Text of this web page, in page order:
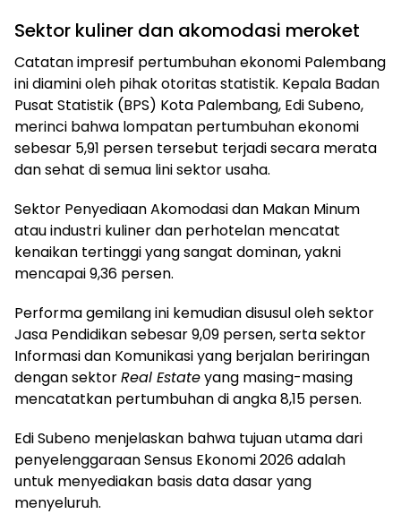
Sektor kuliner dan akomodasi meroket
Catatan impresif pertumbuhan ekonomi Palembang
ini diamini oleh pihak otoritas statistik. Kepala Badan
Pusat Statistik (BPS) Kota Palembang, Edi Subeno,
merinci bahwa lompatan pertumbuhan ekonomi
sebesar 5,91 persen tersebut terjadi secara merata
dan sehat di semua lini sektor usaha.
Sektor Penyediaan Akomodasi dan Makan Minum
atau industri kuliner dan perhotelan mencatat
kenaikan tertinggi yang sangat dominan, yakni
mencapai 9,36 persen.
Performa gemilang ini kemudian disusul oleh sektor
Jasa Pendidikan sebesar 9,09 persen, serta sektor
Informasi dan Komunikasi yang berjalan beriringan
dengan sektorReal Estateyang masing-masing
mencatatkan pertumbuhan di angka 8,15 persen.
Edi Subeno menjelaskan bahwa tujuan utama dari
penyelenggaraan Sensus Ekonomi 2026 adalah
untuk menyediakan basis data dasar yang
menyeluruh.